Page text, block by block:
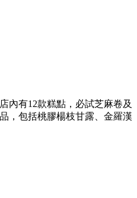
內有12款糕點，必試芝麻卷及
，包括桃膠楊枝甘露、金羅漢